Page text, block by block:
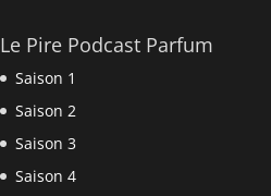
Le Pire Podcast Parfum
Saison 1
Saison 2
Saison 3
Saison 4